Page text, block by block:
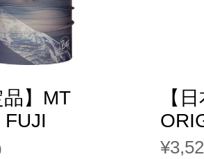
品】MT
FUJI
【